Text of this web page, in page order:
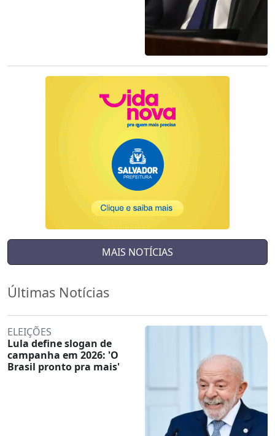
MAIS NOTÍCIAS
Últimas Notícias
ELEIÇÕES
Lula define slogan de
campanha em 2026: 'O
Brasil pronto pra mais'